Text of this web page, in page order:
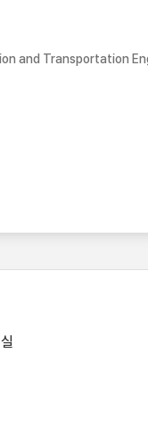
and Transportation